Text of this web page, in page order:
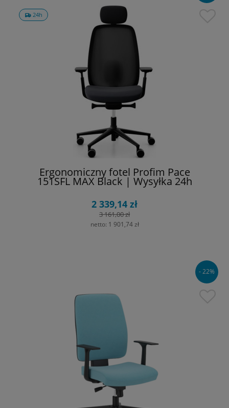
24h
Ergonomiczny fotel Profim Pace
151SFL MAX Black | Wysyłka 24h
2 339,14 zł
3 161,00 zł
netto: 1 901,74 zł
- 22%